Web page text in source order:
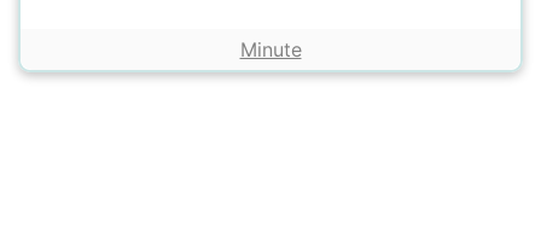
Minute